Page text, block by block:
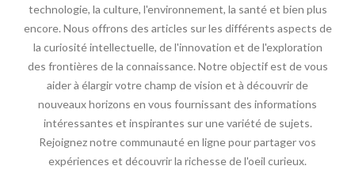
technologie, la culture, l'environnement, la santé et bien plus
encore. Nous offrons des articles sur les différents aspects de
la curiosité intellectuelle, de l'innovation et de l'exploration
des frontières de la connaissance. Notre objectif est de vous
aider à élargir votre champ de vision et à découvrir de
nouveaux horizons en vous fournissant des informations
intéressantes et inspirantes sur une variété de sujets.
Rejoignez notre communauté en ligne pour partager vos
expériences et découvrir la richesse de l'oeil curieux.